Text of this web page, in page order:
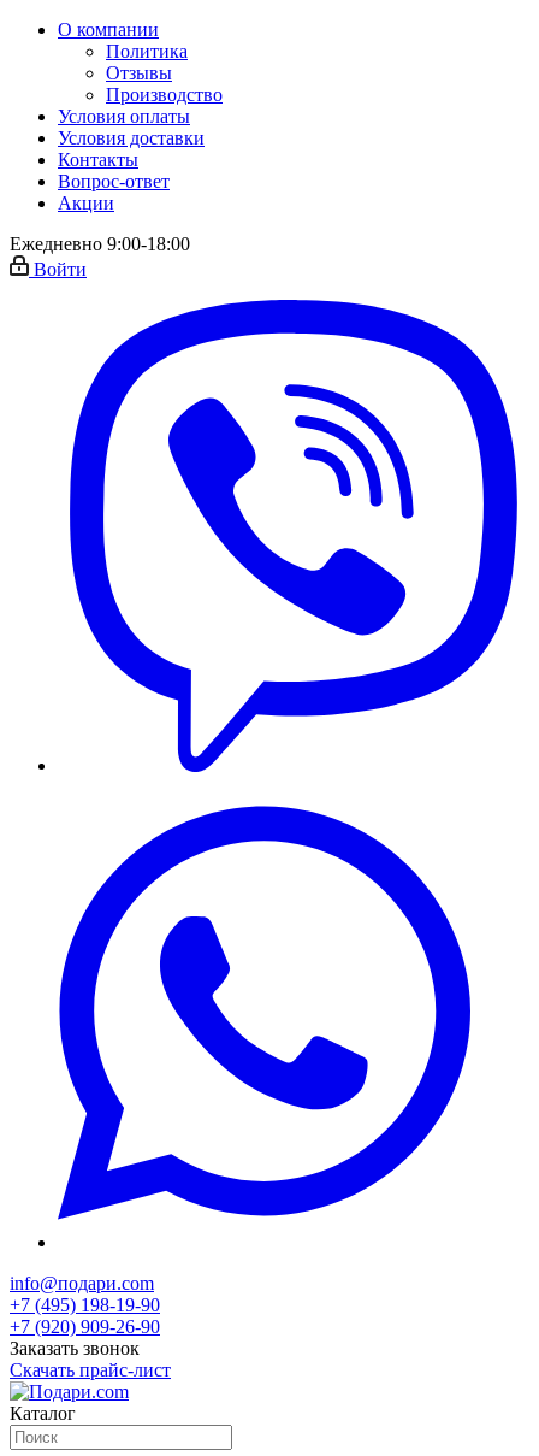
О компании
Политика
Отзывы
Производство
Условия оплаты
Условия доставки
Контакты
Вопрос-ответ
Акции
Ежедневно 9:00-18:00
Войти
info@подари.com
+7 (495) 198-19-90
+7 (920) 909-26-90
Заказать звонок
Скачать прайс-лист
Каталог